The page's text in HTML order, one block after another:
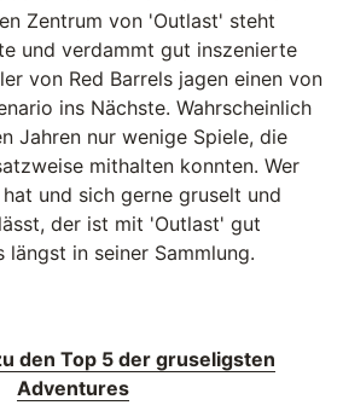
Zentrum von 'Outlast' steht
und verdammt gut inszenierte
von Red Barrels jagen einen von
ins Nächste. Wahrscheinlich
Jahren nur wenige Spiele, die
mithalten konnten. Wer
und sich gerne gruselt und
der ist mit 'Outlast' gut
in seiner Sammlung.
den Top 5 der gruseligsten
Adventures